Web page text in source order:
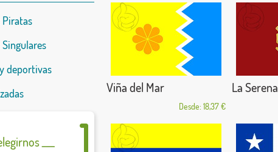
Piratas
deportivas
___
Viña del Mar
Desde: 18,37 €
La Serena